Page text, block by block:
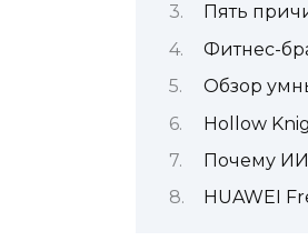
Пять
Фитнес-
Обзор
Hollow
Почему ИИ
HUAWEI